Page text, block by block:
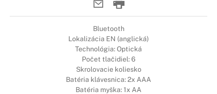
Bluetooth
Lokalizácia EN (anglická)
Technológia: Optická
Počet tlačidiel: 6
Skrolovacie koliesko
Batéria klávesnica: 2x AAA
Batéria myška: 1x AA